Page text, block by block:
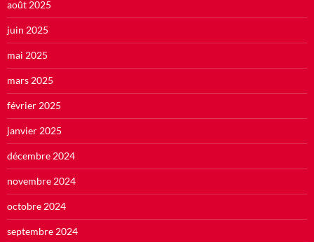
août 2025
juin 2025
mai 2025
mars 2025
février 2025
janvier 2025
décembre 2024
novembre 2024
octobre 2024
septembre 2024